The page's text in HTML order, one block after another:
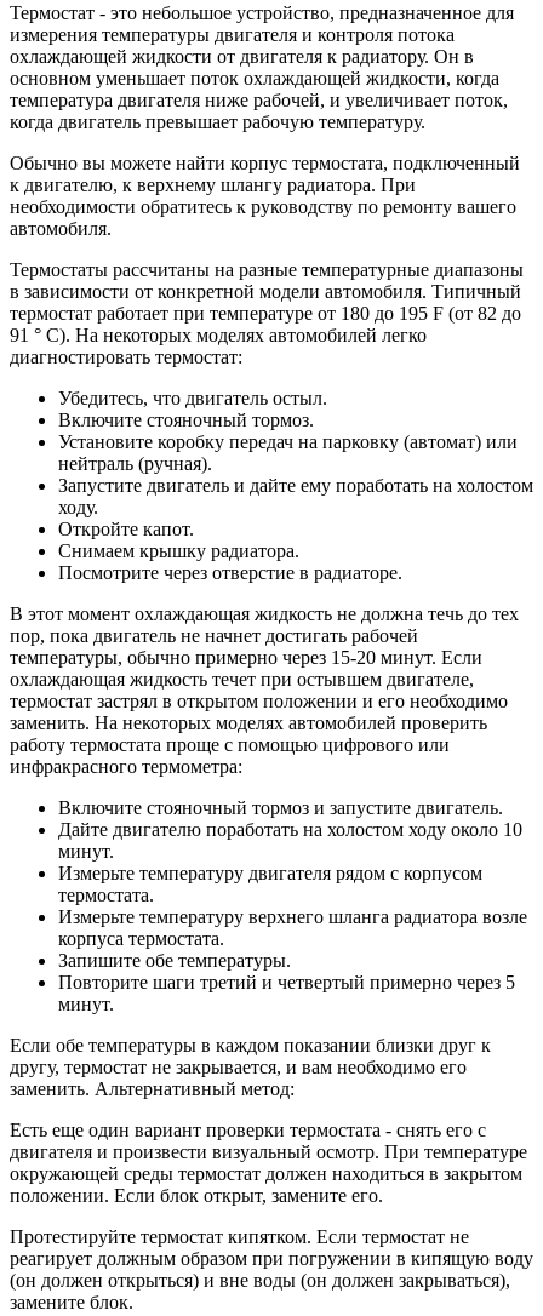
Термостат - это небольшое устройство, предназначенное для
измерения температуры двигателя и контроля потока
охлаждающей жидкости от двигателя к радиатору. Он в
основном уменьшает поток охлаждающей жидкости, когда
температура двигателя ниже рабочей, и увеличивает поток,
когда двигатель превышает рабочую температуру.
Обычно вы можете найти корпус термостата, подключенный
к двигателю, к верхнему шлангу радиатора. При
необходимости обратитесь к руководству по ремонту вашего
автомобиля.
Термостаты рассчитаны на разные температурные диапазоны
в зависимости от конкретной модели автомобиля. Типичный
термостат работает при температуре от 180 до 195 F (от 82 до
91 ° C). На некоторых моделях автомобилей легко
диагностировать термостат:
Убедитесь, что двигатель остыл.
Включите стояночный тормоз.
Установите коробку передач на парковку (автомат) или
нейтраль (ручная).
Запустите двигатель и дайте ему поработать на холостом
ходу.
Откройте капот.
Снимаем крышку радиатора.
Посмотрите через отверстие в радиаторе.
В этот момент охлаждающая жидкость не должна течь до тех
пор, пока двигатель не начнет достигать рабочей
температуры, обычно примерно через 15-20 минут. Если
охлаждающая жидкость течет при остывшем двигателе,
термостат застрял в открытом положении и его необходимо
заменить. На некоторых моделях автомобилей проверить
работу термостата проще с помощью цифрового или
инфракрасного термометра:
Включите стояночный тормоз и запустите двигатель.
Дайте двигателю поработать на холостом ходу около 10
минут.
Измерьте температуру двигателя рядом с корпусом
термостата.
Измерьте температуру верхнего шланга радиатора возле
корпуса термостата.
Запишите обе температуры.
Повторите шаги третий и четвертый примерно через 5
минут.
Если обе температуры в каждом показании близки друг к
другу, термостат не закрывается, и вам необходимо его
заменить. Альтернативный метод:
Есть еще один вариант проверки термостата - снять его с
двигателя и произвести визуальный осмотр. При температуре
окружающей среды термостат должен находиться в закрытом
положении. Если блок открыт, замените его.
Протестируйте термостат кипятком. Если термостат не
реагирует должным образом при погружении в кипящую воду
(он должен открыться) и вне воды (он должен закрываться),
замените блок.